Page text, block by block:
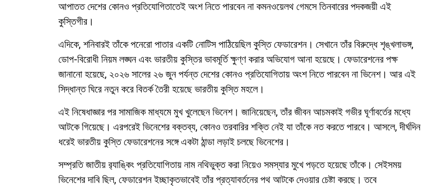
আপাতত দেশের কোনও প্রতিযোগিতাতেই অংশ নিতে পারবেন না কমনওয়েলথ গেমসে তিনবারের পদকজয়ী এই
কুস্তিগীর।
এদিকে, শনিবারই তাঁকে পনেরো পাতার একটি নোটিস পাঠিয়েছিল কুস্তি ফেডারেশন। সেখানে তাঁর বিরুদ্ধে শৃঙ্খলাভঙ্গ,
ডোপ-বিরোধী নিয়ম লঙ্ঘন এবং ভারতীয় কুস্তির ভাবমূর্তি ক্ষুণ্ণ করার অভিযোগ আনা হয়েছে। ফেডারেশনের পক্ষ
জানানো হয়েছে, ২০২৬ সালের ২৬ জুন পর্যন্ত দেশের কোনও প্রতিযোগিতায় অংশ নিতে পারবেন না ভিনেশ। আর এই
সিদ্ধান্ত ঘিরে নতুন করে বিতর্ক তৈরী হয়েছে ভারতীয় কুস্তি মহলে।
এই নিষেধাজ্ঞার পর সামাজিক মাধ্যমে মুখ খুলেছেন ভিনেশ। জানিয়েছেন, তাঁর জীবন আচমকাই গভীর ঘূর্ণাবর্তের মধ্যে
আটকে গিয়েছে। এরপরেই ভিনেশের বক্তব্য, কোনও তরবারির শক্তি নেই যা তাঁকে নত করতে পারবে। আসলে, দীর্ঘদিন
ধরেই ভারতীয় কুস্তি ফেডারেশনের সঙ্গে একটা ঠান্ডা লড়াই চলছে ভিনেশের।
সম্প্রতি জাতীয় র‍্যাঙ্কিং প্রতিযোগিতায় নাম নথিভুক্ত করা নিয়েও সমস্যার মুখে পড়তে হয়েছে তাঁকে। সেইসময়
ভিনেশের দাবি ছিল, ফেডারেশন ইচ্ছাকৃতভাবেই তাঁর প্রত্যাবর্তনের পথ আটকে দেওয়ার চেষ্টা করছে। তবে